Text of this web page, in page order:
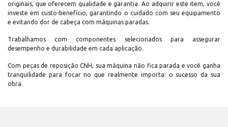
originais, que oferecem qualidade e garantia. Ao adquirir este item, você
investe em custo-benefício, garantindo o cuidado com seu equipamento
e evitando dor de cabeça com máquinas paradas.
Trabalhamos com componentes selecionados para assegurar
desempenho e durabilidade em cada aplicação.
Com peças de reposição CNH, sua máquina não fica parada e você ganha
tranquilidade para focar no que realmente importa: o sucesso da sua
obra.